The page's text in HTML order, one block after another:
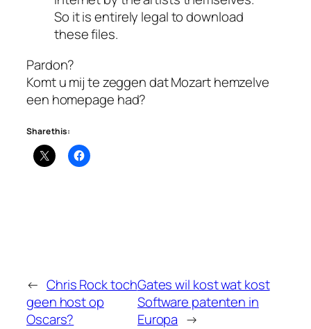
So it is entirely legal to download
these files.
Pardon?
Komt u mij te zeggen dat Mozart hemzelve
een homepage had?
Share this:
← Chris Rock toch
geen host op
Oscars?
Gates wil kost wat kost
Software patenten in
Europa →